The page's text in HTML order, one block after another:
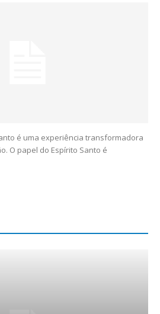
é uma experiência transformadora
O papel do Espírito Santo é